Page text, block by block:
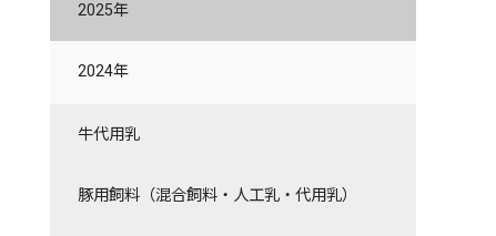
2024年
2025年
2024年
牛代用乳
豚用飼料（混合飼料・人工乳・代用乳）